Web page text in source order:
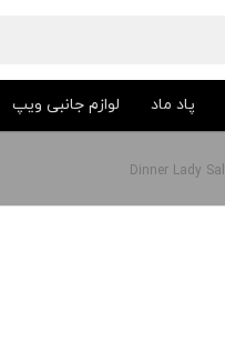
پاد ماد لوازم جانبی ویپ